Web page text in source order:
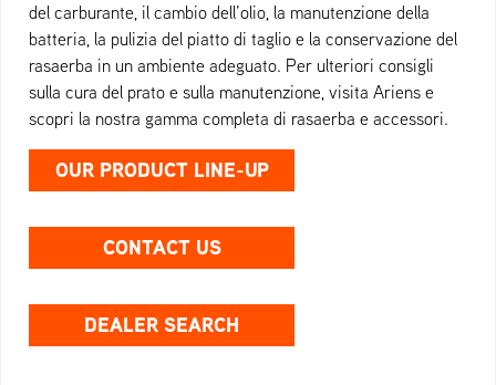
del carburante, il cambio dell’olio, la manutenzione della
batteria, la pulizia del piatto di taglio e la conservazione del
rasaerba in un ambiente adeguato. Per ulteriori consigli
sulla cura del prato e sulla manutenzione, visita Ariens e
scopri la nostra gamma completa di rasaerba e accessori.
OUR PRODUCT LINE-UP
CONTACT US
DEALER SEARCH